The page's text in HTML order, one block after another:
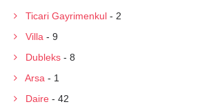
Ticari Gayrimenkul - 2
Villa - 9
Dubleks - 8
Arsa - 1
Daire - 42